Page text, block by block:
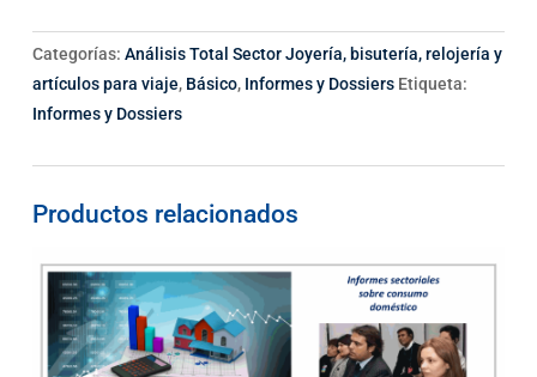
Categorías: Análisis Total Sector Joyería, bisutería, relojería y
artículos para viaje, Básico, Informes y Dossiers Etiqueta:
Informes y Dossiers
Productos relacionados